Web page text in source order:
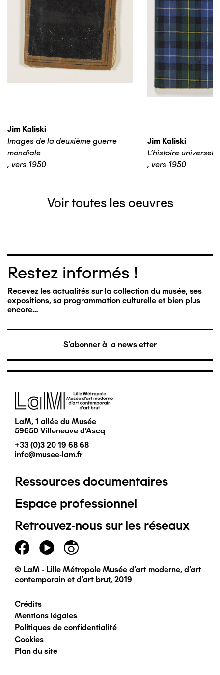
Jim Kaliski
Images de la deuxième guerre
mondiale
, vers 1950
Jim Kaliski
L’histoire universelle
, vers 1950
Voir toutes les oeuvres
Restez informés !
Recevez les actualités sur la collection du musée, ses
expositions, sa programmation culturelle et bien plus
encore…
S'abonner à la newsletter
Image
LaM, 1 allée du Musée
59650 Villeneuve d'Ascq
+33 (0)3 20 19 68 68
info@musee-lam.fr
Pied
de
page
principal
Ressources documentaires
Espace professionnel
Retrouvez-nous sur les réseaux
© LaM - Lille Métropole Musée d'art moderne, d'art
contemporain et d'art brut, 2019
Pied
de
page
Crédits
Mentions légales
Politiques de confidentialité
Cookies
Plan du site